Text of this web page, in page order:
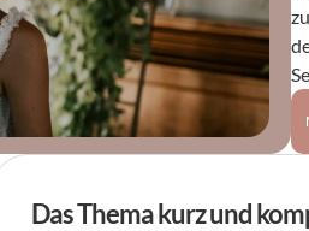
Das Thema kurz und